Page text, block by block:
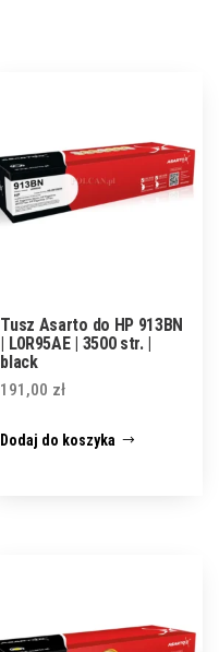
Tusz Asarto do HP 913BN
| L0R95AE | 3500 str. |
black
191,00 zł
Dodaj do koszyka